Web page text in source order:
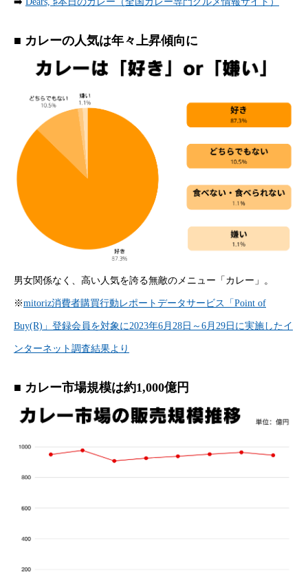
■ カレーの人気は年々上昇傾向に
男女関係なく、高い人気を誇る無敵のメニュー「カレー」。
※mitoriz消費者購買行動レポートデータサービス「Point of
Buy(R)」登録会員を対象に2023年6月28日～6月29日に実施したイ
ンターネット調査結果より
■ カレー市場規模は約1,000億円